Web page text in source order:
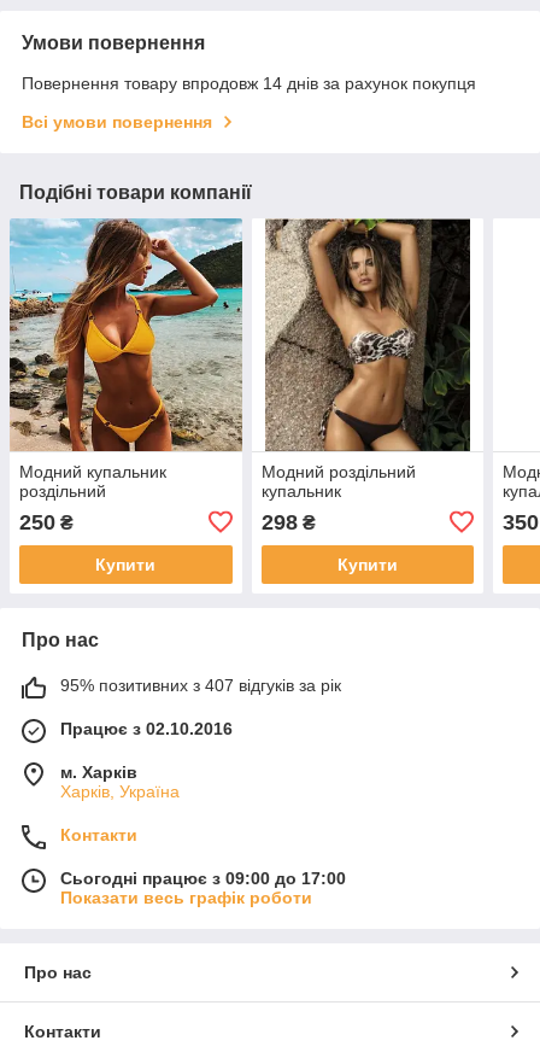
Умови повернення
Повернення товару впродовж 14 днів за рахунок покупця
Всі умови повернення
Подібні товари компанії
Модний купальник
роздільний
250 ₴
Купити
Модний роздільний
купальник
298₴
Купити
350
Про нас
95% позитивних з 407 відгуків за рік
Працює з 02.10.2016
м. Харків
Харків, Україна
Контакти
Сьогодні працює з 09:00 до 17:00
Показати весь графік роботи
Про нас
Контакти